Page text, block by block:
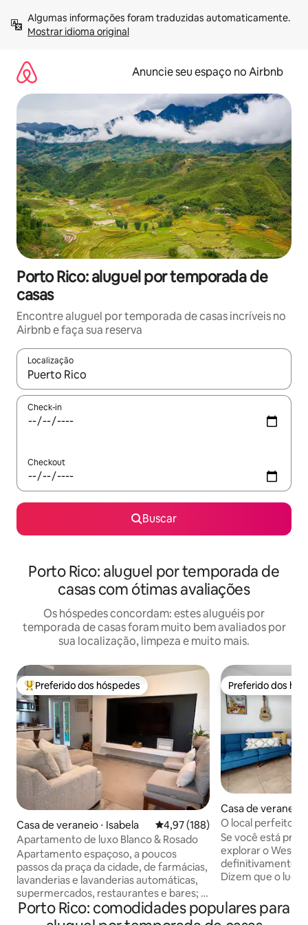
para
Mostrar idioma original
Anuncie seu espaço no Airbnb
Porto Rico: aluguel por temporada de
casas
Encontre aluguel por temporada de casas incríveis no
Airbnb e faça sua reserva
Localização
Quando os resultados estiverem disponíveis, explore-os
Check-in
Checkout
Buscar
Porto Rico: aluguel por temporada de
casas com ótimas avaliações
Os hóspedes concordam: estes aluguéis por
temporada de casas foram muito bem avaliados por
sua localização, limpeza e muito mais.
Entre os melhores preferidos dos hóspedes
Preferido dos hóspedes
Casa de veraneio ⋅ Isabela 4,97 de uma avaliação média de
4,97 (188)
Apartamento de luxo Blanco & Rosado
Apartamento espaçoso, a poucos
passos da praça da cidade, de farmácias,
lavanderias e lavanderias automáticas,
supermercados, restaurantes e bares; a
menos de 7 minutos de carro do
shopping e de algumas das melhores
Preferido dos
Preferido dos
Casa de veraneio
O local perfeito
Side de PR
Se você está
explorar o West
definitivamente
Dizem que o
procuramos uma
que nossos
Porto Rico: comodidades populares para